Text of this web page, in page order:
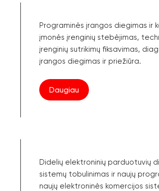
Programinės įrangos diegimas ir
įmonės įrenginių stebėjimas,
įrenginių sutrikimų fiksavimas,
įrangos diegimas ir priežiūra.
Daugiau
Didelių elektroninių parduotuvių
sistemų tobulinimas ir naujų
naujų elektroninės komercijos